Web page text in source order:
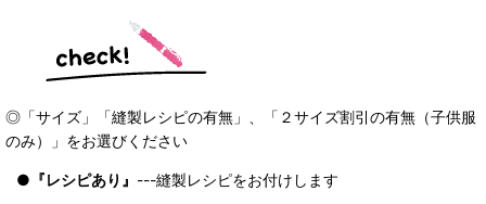
◎「サイズ」「縫製レシピの有無」、「２サイズ割引の有無（子供服
のみ）」をお選びください
● 『レシピあり』 ---縫製レシピをお付けします